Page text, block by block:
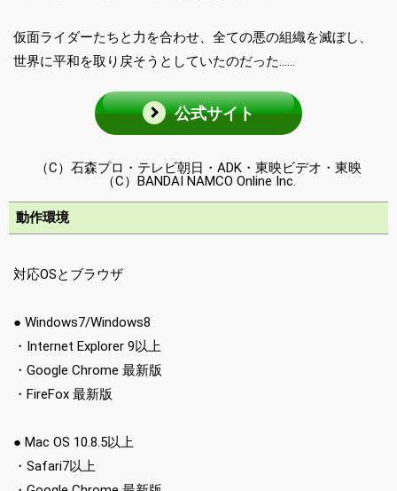
仮面ライダーたちと力を合わせ、全ての悪の組織を滅ぼし、
世界に平和を取り戻そうとしていたのだった……
公式サイト
（C）石森プロ・テレビ朝日・ADK・東映ビデオ・東映
（C）BANDAI NAMCO Online Inc.
動作環境
対応OSとブラウザ
● Windows7/Windows8
・Internet Explorer 9以上
・Google Chrome 最新版
・FireFox 最新版
● Mac OS 10.8.5以上
・Safari7以上